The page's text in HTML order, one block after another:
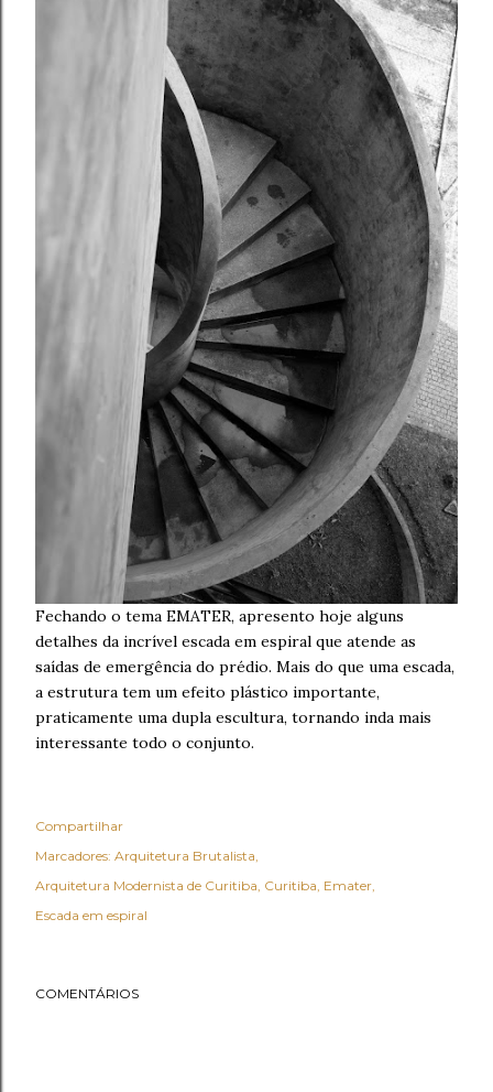
Fechando o tema EMATER, apresento hoje alguns
detalhes da incrível escada em espiral que atende as
saídas de emergência do prédio. Mais do que uma escada,
a estrutura tem um efeito plástico importante,
praticamente uma dupla escultura, tornando inda mais
interessante todo o conjunto.
Compartilhar
Marcadores: Arquitetura Brutalista
Arquitetura Modernista de Curitiba Curitiba Emater
Escada em espiral
COMENTÁRIOS